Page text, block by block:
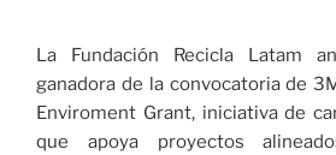
La Fundación Recicla Latam
ganadora de la convocatoria de
Enviroment Grant, iniciativa de
que apoya proyectos